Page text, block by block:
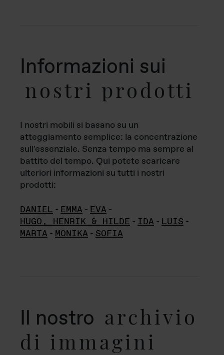
Informazioni sui
nostri prodotti
I nostri mobili si basano su un
atteggiamento semplice: la concentrazione
sull'essenziale. Senza tempo ma sempre al
battito del tempo. Qui potete scaricare
ulteriori informazioni su tutti i nostri
prodotti:
DANIEL - EMMA - EVA -
HUGO, HENRIK & HILDE - IDA - LUIS -
MARTA - MONIKA - SOFIA
Il nostro archivio
di immagini